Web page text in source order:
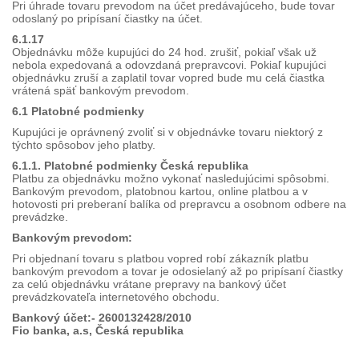
Pri úhrade tovaru prevodom na účet predávajúceho, bude tovar
odoslaný po pripísaní čiastky na účet.
6.1.17
Objednávku môže kupujúci do 24 hod. zrušiť, pokiaľ však už
nebola expedovaná a odovzdaná prepravcovi. Pokiaľ kupujúci
objednávku zruší a zaplatil tovar vopred bude mu celá čiastka
vrátená späť bankovým prevodom.
6.1 Platobné podmienky
Kupujúci je oprávnený zvoliť si v objednávke tovaru niektorý z
týchto spôsobov jeho platby.
6.1.1. Platobné podmienky Česká republika
Platbu za objednávku možno vykonať nasledujúcimi spôsobmi.
Bankovým prevodom, platobnou kartou, online platbou a v
hotovosti pri preberaní balíka od prepravcu a osobnom odbere na
prevádzke.
Bankovým prevodom:
Pri objednaní tovaru s platbou vopred robí zákazník platbu
bankovým prevodom a tovar je odosielaný až po pripísaní čiastky
za celú objednávku vrátane prepravy na bankový účet
prevádzkovateľa internetového obchodu.
Bankový účet:- 2600132428/2010
Fio banka, a.s, Česká republika